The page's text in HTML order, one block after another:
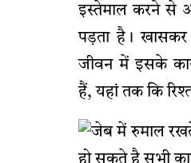
इस्तेमाल करने से
पड़ता है।
जीवन में इसके
हैं, यहां तक कि